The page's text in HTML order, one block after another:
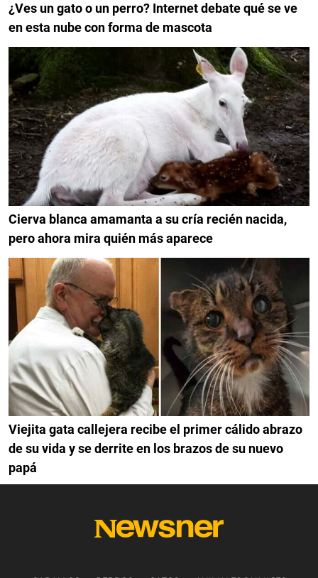
¿Ves un gato o un perro? Internet debate qué se ve
en esta nube con forma de mascota
Cierva blanca amamanta a su cría recién nacida,
pero ahora mira quién más aparece
Viejita gata callejera recibe el primer cálido abrazo
de su vida y se derrite en los brazos de su nuevo
papá